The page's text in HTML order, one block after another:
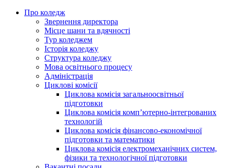
Про коледж
Звернення директора
Місце шани та вдячності
Тур коледжем
Історія коледжу
Структура коледжу
Мова освітнього процесу
Адміністрація
Циклові комісії
Циклова комісія загальноосвітньої
підготовки
Циклова комісія комп’ютерно-інтегрованих
технологій
Циклова комісія фінансово-економічної
підготовки та математики
Циклова комісія електромеханічних систем,
фізики та технологічної підготовки